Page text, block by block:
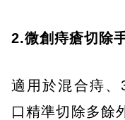
2.微創痔瘡切除
適用於混合痔
口精準切除多餘